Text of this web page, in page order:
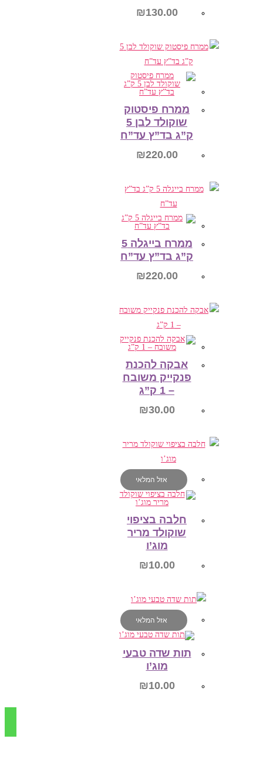
₪130.00
הוספה לסל
ממרח פיסטוק
שוקולד לבן 5
ק”ג בד”ץ עד”ח
₪220.00
הוספה לסל
ממרח בייגלה 5
ק”ג בד”ץ עד”ח
₪220.00
הוספה לסל
אבקה להכנת
פנקייק משובח
– 1 ק”ג
₪30.00
הוספה לסל
אזל המלאי
חלבה בציפוי
שוקולד מריר
מוג’ו
₪10.00
מידע נוסף
אזל המלאי
תות שדה טבעי
מוג’ו
₪10.00